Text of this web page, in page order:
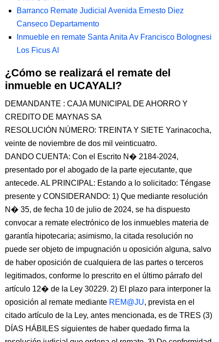
Barranco Remate Judicial Avenida Ernesto Diez
Canseco Departamento
Inmueble en remate Santa Anita Av Francisco Bolognesi
Los Ficus Al
¿Cómo se realizará el remate del
inmueble en UCAYALI?
DEMANDANTE : CAJA MUNICIPAL DE AHORRO Y
CREDITO DE MAYNAS SA
RESOLUCIÓN NÚMERO: TREINTA Y SIETE Yarinacocha,
veinte de noviembre de dos mil veinticuatro.
DANDO CUENTA: Con el Escrito N� 2184-2024,
presentado por el abogado de la parte ejecutante, que
antecede. AL PRINCIPAL: Estando a lo solicitado: Téngase
presente y CONSIDERANDO: 1) Que mediante resolución
N� 35, de fecha 10 de julio de 2024, se ha dispuesto
convocar a remate electrónico de los inmuebles materia de
garantía hipotecaria; asimismo, la citada resolución no
puede ser objeto de impugnación u oposición alguna, salvo
de haber oposición de cualquiera de las partes o terceros
legitimados, conforme lo prescrito en el último párrafo del
artículo 12� de la Ley 30229. 2) El plazo para interponer la
oposición al remate mediante REM@JU, prevista en el
citado artículo de la Ley, antes mencionada, es de TRES (3)
DÍAS HÁBILES siguientes de haber quedado firma la